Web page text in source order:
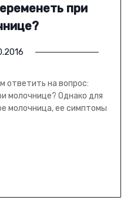
при
ответить на вопрос:
молочнице? Однако для
молочница, ее симптомы